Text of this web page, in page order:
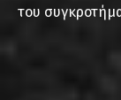
του